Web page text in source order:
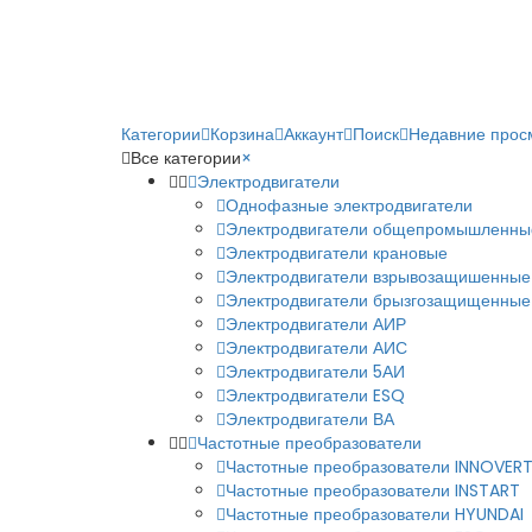
Категории Корзина Аккаунт Поиск Недавние
Все категории×
Электродвигатели
Однофазные электродвигатели
Электродвигатели
Электродвигатели крановые
Электродвигатели взрывозащишенные
Электродвигатели брызгозащищенные
Электродвигатели АИР
Электродвигатели АИС
Электродвигатели 5АИ
Электродвигатели ESQ
Электродвигатели ВА
Частотные преобразователи
Частотные преобразователи INNOVERT
Частотные преобразователи INSTART
Частотные преобразователи HYUNDAI